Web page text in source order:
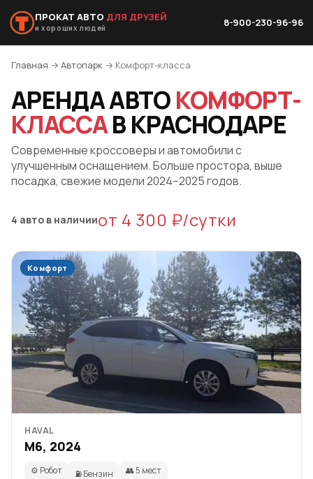
ПРОКАТ АВТО ДЛЯ ДРУЗЕЙ
и хороших людей 8-900-230-96-96
Главная → Автопарк → Комфорт-класса
АРЕНДА АВТОКОМФОРТ-
КЛАССАВ КРАСНОДАРЕ
Современные кроссоверы и автомобили с
улучшенным оснащением. Больше простора, выше
посадка, свежие модели 2024–2025 годов.
4 авто в наличииот 4 300 ₽/сутки
Комфорт
HAVAL
M6, 2024
⚙️ Робот ⛽ Бензин 👥 5 мест